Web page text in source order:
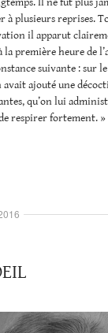
à plusieurs reprises.
il apparut
première heure de
suivante : sur
ajouté une
qu’on lui
respirer fortement. »